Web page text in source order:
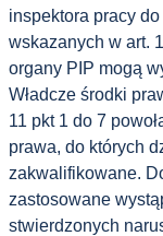
inspektora pracy
wskazanych w art.
organy PIP mogą
Władcze środki
11 pkt 1 do 7
prawa, do których
zakwalifikowane.
zastosowane
stwierdzonych